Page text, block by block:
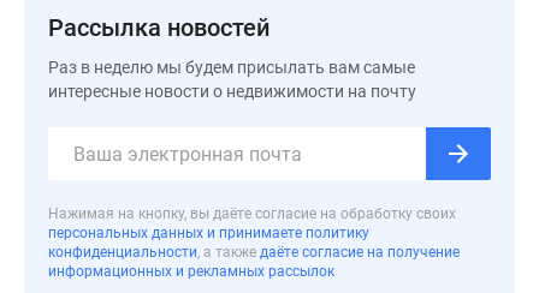
Rutube
Поиск
Москве
Рассылка новостей
Раз в неделю мы будем присылать вам самые
интересные новости о недвижимости на почту
Нажимая на кнопку, вы даёте согласие на обработку своих
персональных данных и принимаете политику
конфиденциальности, а также даёте согласие на получение
информационных и рекламных рассылок